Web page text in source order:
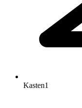
Kasten1